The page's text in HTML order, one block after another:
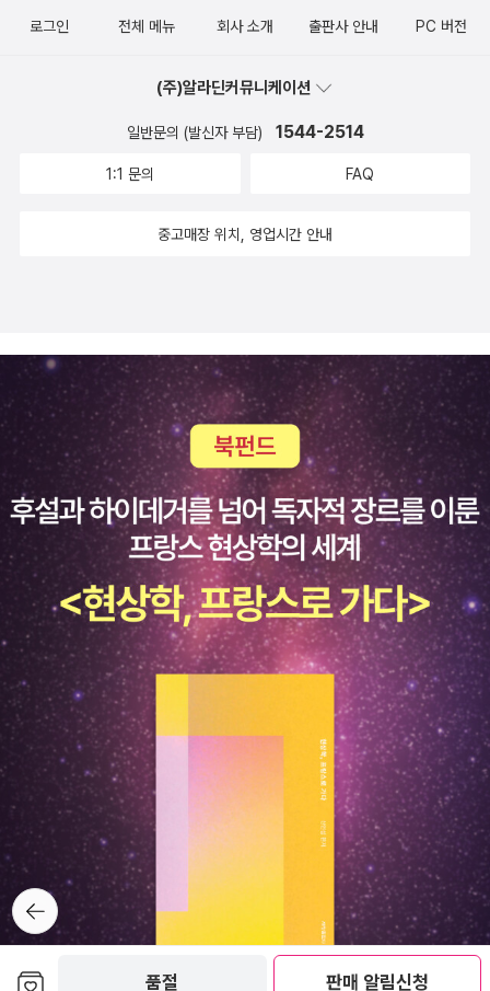
품절 판매 알림신청
서는 카르페 디엠에 대해 이야기하기 직전, 키팅이한 학생에게 “장미
늘 이렇게 활짝 핀 꽃송이도 내일이면 시들고 말지어다”라는 로버트
헤릭의 시 <To the Virgins, Make Much of Time>을 읽힌다. 그
지 말라”는 의미로 이해함이 적절하다.=================
보니 시 짓는 것은 가난을 감수하지않고서는 할 수 없는 일이 되어버
린 것 같아. 시에 관한 이야기를 써서 많은 돈을 번 정재찬 교수님이시
인들에게 미안한 마음이 있었던 것은 아닐까 싶어… 그래서 이 책에서
그런 시인들의 이야기도 해준 것은아니었나 싶기도 하고… 좀더 시를
사랑해주고, 시인들을 사랑해달라고 말이야. 아래와 같은 시를 읽으
면 짠해지면서, 시에더욱 관심 좀 가져야겠구나 싶더구나. 좋아하는
시 한두 편은 늘 외울 수 있는 그럼 사람들이 많았으면좋겠다 싶었어.
시인들이 대접을 많이 받아서, 좋은 시들을많이 써서, 메마른 디지털
세계를 촉촉히 적셔주는 단비 같은 역할이 되었으면…. ========
============================시 한 편 순산하려
고온몸 비틀다가깜박 잊어 삶던 빨래를까맣게 태워버렸네요남편의
속옷 세 벌과수건 다섯 장을내 시 한 편과 바꿔버렸네요어떤 시인은
시 한 편으로문학상을 받고어떤 시인은 꽤 많은원고료를 받았다는데
나는 시 써서 벌기는커녕어림잡아 오만 원 이상을날려버렸네요태워
버린 것은 빨래뿐만이아니라빨래 삶는 대야까지 새까맣게태워 버려
그걸 닦을 생각에 머릿속이더 새까맣게 타네요원고료는 잡지구독으
로대체되는시인공화국인 대한민국에서시의 경제는 언제나 마이너스
오늘은 빨래를 태워버렸지만다음엔 무얼 태워버릴지속은 속대로 타
는데요혹시 이 시 수록해주고원고료 대신남편 속옷 세 벌과 수건다섯
장 보내줄착한 사마리언 어디 없나요 - 정다혜, <시의
의 교훈이라고 설파하는 것 같다.(112)이제는 유행어처럼 즐겨 쓰게
것이다. 원래 이는 구약성서의 인물 다윗이 기쁠 때 교만하지 않게 하
는 동시에, 절망에 빠지고 시련에 처했을 때 용기를 줄수 있는 말로 반
든, 그것도 따지지 않을 것이다. 유대를 나눈 이들과 헤어지는 슬픔이
아주 크겠지만, 떠나는 게 내 잘못은 아니니 서로의 발잔등을 보며 위
로도 해 줄 수 있을 것이다. 그리고 그냥 올리버 색스처럼 감사할 것이
다. 긴 하루 짧은 인생이든, 짧은 하루 긴 인생이든, 매일이 축복이었
다고 여기까지 축복이었다고. 그리고 종소리를 들으며 다시 또 설렐
것이다.(195)시 한 편 순산하려고 온몸 비틀다가깜박 잊어 삶던 빨래
를 까맣게 태워버렸네요남편의 속옷 세 벌과 수건 다섯 장을내 시 한
편과 바꿔버렸네요어떤 시인은 시 한 편으로 문학상을 받고어떤 시인
은 꽤 많은 원고료를 받았다는데나는 시 써서 벌기는커녕어림잡아 오
만 원 이상을 날려버렸네요태워버린 것은 빨래뿐만이 아니라빨래 삶
는 대야까지 새까맣게 태워 버려그걸 닦을 생각에 머릿속이 더 새까
맣게 타네요원고료는 잡지구독으로 대체되는시인공화국인 대한민국
에서시의 경제는 언제나 마이너스오늘은 빨래를 태워버렸지만다음엔
무얼 태워버릴지속은 속대로 타는데요혹시 이 시 수록해주고 원고료
대신남편 속옷 세 벌과 수건 다섯 장 보내줄착한 사마리언 어디 없나
요 - 정다혜, <시의 경제학>(238)그에 이어지는 장면
에서 바로 ‘카르페 디엠(Carpe Diem)’이라는 라틴어가 나온다. 중세
기독교 시대를지배했던 언어가 지상의 명령처럼, 하나의 성스러운 주
문처럼 학생들에게 던져진다. 영화 속 한글 자막은 한결같이 이 구절
을 “현재를 즐겨라” 또는 “오늘을 즐겨라”로쓰고 있다. 그러나 이러
뒤로가
기
로그인 전체 메뉴 회사 소개 출판사 안내 PC 버전
(주)알라딘커뮤니케이션
일반문의 (발신자 부담) 1544-2514
1:1 문의 FAQ
중고매장 위치, 영업시간 안내